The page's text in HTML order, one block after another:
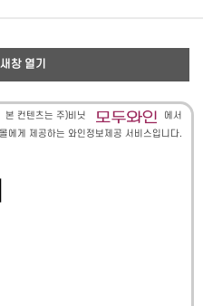
창 열기
본 컨텐츠는 주)비닛
에서
에게 제공하는 와인정보제공 서비스입니다.